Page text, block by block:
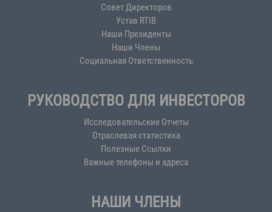
Совет Директоров
Устав RTIB
Наши Президенты
Наши Члены
Социальная Ответственность
РУКОВОДСТВО ДЛЯ ИНВЕСТОРОВ
Исследовательские Отчеты
Отраслевая статистика
Полезные Ссылки
Важные телефоны и адреса
НАШИ ЧЛЕНЫ